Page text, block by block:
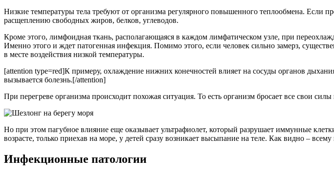
Низкие температуры тела требуют от организма регулярного повышенного теплообмена. Если
расщеплению свободных жиров, белков, углеводов.
Кроме этого, лимфоидная ткань, располагающаяся в каждом лимфатическом узле, при
Именно этого и ждет патогенная инфекция. Помимо этого, если человек сильно замерз,
в месте воздействия низкой температуры.
[attention type=red]К примеру, охлаждение нижних конечностей влияет на сосуды органов
вызывается болезнь.[/attention]
При перегреве организма происходит похожая ситуация. То есть организм бросает все свои
Но при этом пагубное влияние еще оказывает ультрафиолет, который разрушает иммунные
возрасте, только приехав на море, у детей сразу возникает высыпание на теле. Как видно –
Инфекционные патологии